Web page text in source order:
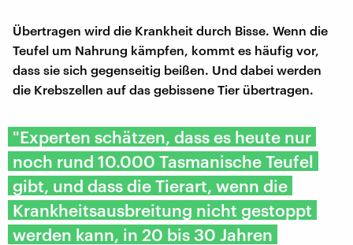
Übertragen wird die Krankheit durch Bisse. Wenn die
Teufel um Nahrung kämpfen, kommt es häufig vor,
dass sie sich gegenseitig beißen. Und dabei werden
die Krebszellen auf das gebissene Tier übertragen.
"Experten schätzen, dass es heute nur
noch rund 10.000 Tasmanische Teufel
gibt, und dass die Tierart, wenn die
Krankheitsausbreitung nicht gestoppt
werden kann, in 20 bis 30 Jahren